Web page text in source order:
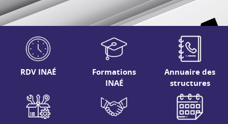
RDV INAÉ
Formations
INAÉ
Annuaire des
structures